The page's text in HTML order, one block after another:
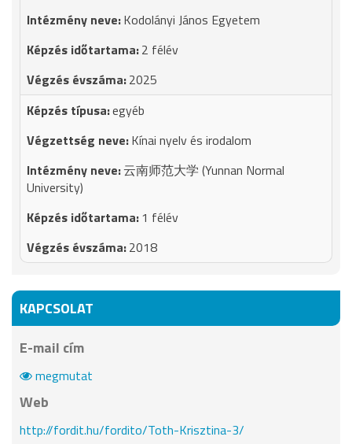
Kodolányi János Egyetem
2 félév
2025
egyéb
Kínai nyelv és irodalom
云南师范大学 (Yunnan Normal
University)
1 félév
2018
KAPCSOLAT
E-mail cím
megmutat
Web
http://fordit.hu/fordito/Toth-Krisztina-3/